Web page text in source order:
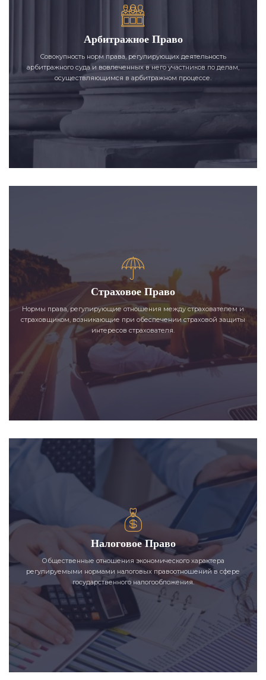
Арбитражное Право
Совокупность норм права, регулирующих деятельность
арбитражного суда и вовлеченных в него участников по делам,
осуществляющимся в арбитражном процессе.
Страховое Право
Нормы права, регулирующие отношения между страхователем и
страховщиком, возникающие при обеспечении страховой защиты
интересов страхователя.
Налоговое Право
Общественные отношения экономического характера
регулируемыми нормами налоговых правоотношений в сфере
государственного налогообложения.